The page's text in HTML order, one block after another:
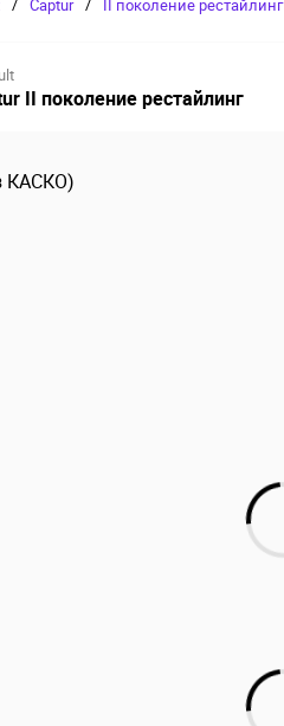
/ Captur / II поколение рестайлинг
II поколение рестайлинг
КАСКО)